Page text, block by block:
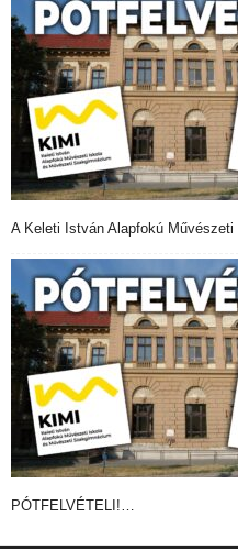
A Keleti István Alapfokú
PÓTFELVÉTELI!…